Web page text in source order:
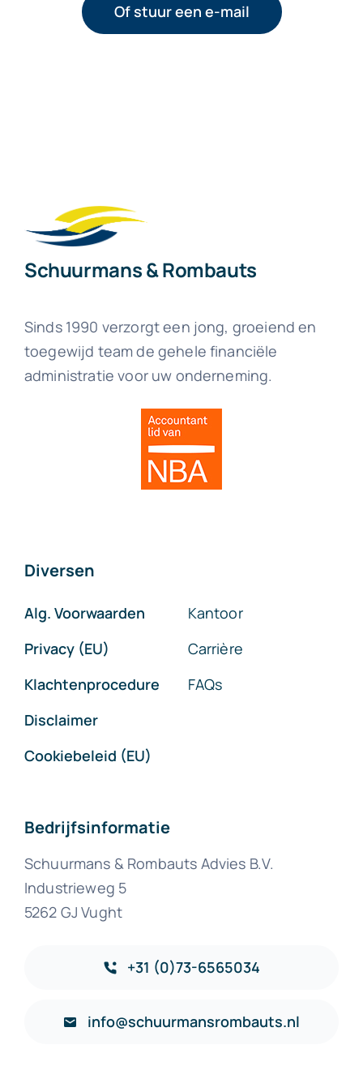
Of stuur een e-mail
Schuurmans & Rombauts
Sinds 1990 verzorgt een jong, groeiend en
toegewijd team de gehele financiële
administratie voor uw onderneming.
Diversen
Alg. Voorwaarden
Privacy (EU)
Klachtenprocedure
Disclaimer
Cookiebeleid (EU)
Kantoor
Carrière
FAQs
Bedrijfsinformatie
Schuurmans & Rombauts Advies B.V.
Industrieweg 5
5262 GJ Vught
+31 (0)73-6565034
info@schuurmansrombauts.nl